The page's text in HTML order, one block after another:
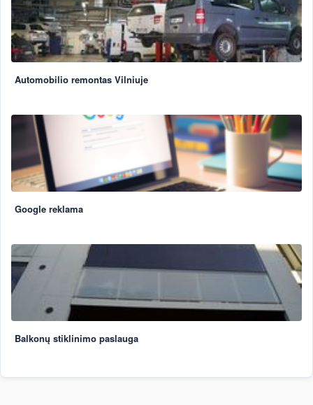
Automobilio remontas Vilniuje
Google reklama
Balkonų stiklinimo paslauga